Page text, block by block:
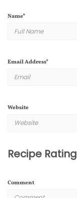
Name*
Email Address*
Website
Recipe Rating
Comment